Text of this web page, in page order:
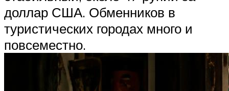
доллар США. Обменников в
туристических городах много и
повсеместно.